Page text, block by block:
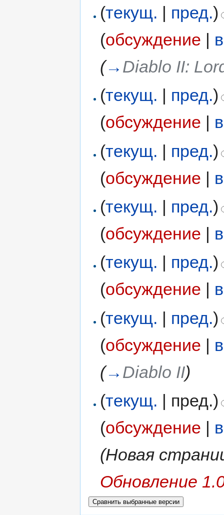
(текущ. | пред.)
(обсуждение |
(→ Diablo II:
(текущ. | пред.)
(обсуждение |
(текущ. | пред.)
(обсуждение |
(текущ. | пред.)
(обсуждение |
(текущ. пред.)
(обсуждение
(текущ. | пред.)
(обсуждение |
(→ Diablo II)
(текущ. | пред.)
(обсуждение |
(Новая
Обновление